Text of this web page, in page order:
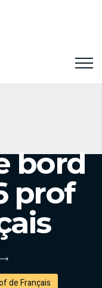
bord
prof
de Français